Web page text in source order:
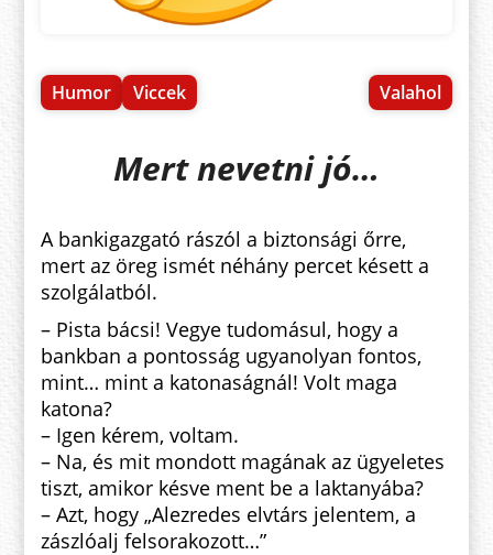
Humor Viccek Valahol
Mert nevetni jó…
A bankigazgató rászól a biztonsági őrre,
mert az öreg ismét néhány percet késett a
szolgálatból.
– Pista bácsi! Vegye tudomásul, hogy a
bankban a pontosság ugyanolyan fontos,
mint… mint a katonaságnál! Volt maga
katona?
– Igen kérem, voltam.
– Na, és mit mondott magának az ügyeletes
tiszt, amikor késve ment be a laktanyába?
– Azt, hogy „Alezredes elvtárs jelentem, a
zászlóalj felsorakozott…”